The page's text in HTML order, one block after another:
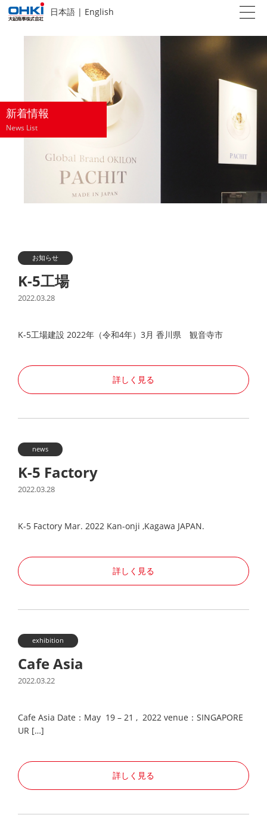
日本語 | English
新着情報
News List
お知らせ
K-5工場
2022.03.28
K-5工場建設 2022年（令和4年）3月 香川県 観音寺市
詳しく見る
news
K-5 Factory
2022.03.28
K-5 Factory Mar. 2022 Kan-onji ,Kagawa JAPAN.
詳しく見る
exhibition
Cafe Asia
2022.03.22
Cafe Asia Date：May 19 – 21 , 2022 venue：SINGAPORE
UR […]
詳しく見る